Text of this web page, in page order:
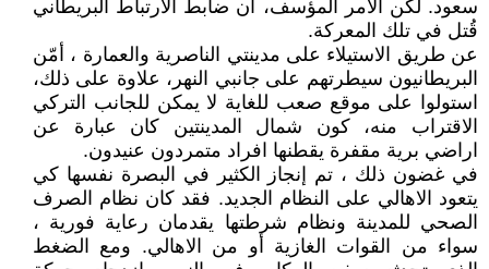
سعود. لكن الامر المؤسف، ان ضابط الارتباط البريطاني
قُتل في تلك المعركة.
عن طريق الاستيلاء على مدينتي الناصرية والعمارة ، أمّن
البريطانيون سيطرتهم على جانبي النهر، علاوة على ذلك،
استولوا على موقع صعب للغاية لا يمكن للجانب التركي
الاقتراب منه، كون شمال المدينتين كان عبارة عن
اراضي برية مقفرة يقطنها افراد متمردون عنيدون.
في غضون ذلك ، تم إنجاز الكثير في البصرة نفسها كي
يتعود الاهالي على النظام الجديد. فقد كان نظام الصرف
الصحي للمدينة ونظام شرطتها يقدمان رعاية فورية ،
سواء من القوات الغازية أو من الاهالي. ومع الضغط